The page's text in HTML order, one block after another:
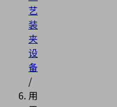
艺
装
夹
设
备
/
用